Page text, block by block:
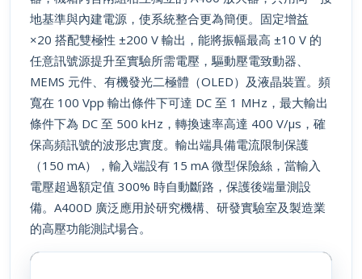
地基準與內建電源，使系統整合更為簡便。固定增益
×20 搭配雙極性 ±200 V 輸出，能將振幅最高 ±10 V 的
任意訊號源提升至實驗所需電壓，驅動壓電致動器、
MEMS 元件、有機發光二極體（OLED）及液晶裝置。頻
寬在 100 Vpp 輸出條件下可達 DC 至 1 MHz，最大輸出
條件下為 DC 至 500 kHz，轉換速率高達 400 V/µs，確
保高頻訊號的波形忠實度。輸出端具備電流限制保護
（150 mA），輸入端設有 15 mA 微型保險絲，當輸入
電壓超過額定值 300% 時自動斷路，保護後端量測設
備。A400D 廣泛應用於研究機構、研發實驗室及製造業
的高壓功能測試場合。